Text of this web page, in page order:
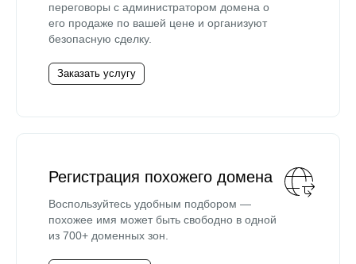
переговоры с администратором домена о
его продаже по вашей цене и организуют
безопасную сделку.
Заказать услугу
Регистрация похожего домена
Воспользуйтесь удобным подбором —
похожее имя может быть свободно в одной
из 700+ доменных зон.